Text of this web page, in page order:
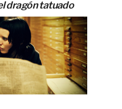
dragón tatuado